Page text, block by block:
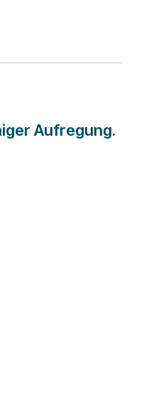
Aufregung.